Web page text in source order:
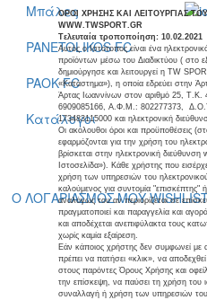
Μπάλες
PANETOLIKOS FC
PAOK FC
Κατάλογοι
Ο ΛΟΓΑΡΙΑΣΜΟΣ ΜΟΥ
OΡΟΙ ΧΡΗΣΗΣ ΚΑΙ ΛΕΙΤΟΥΡΓΙΑΣ
WWW.TWSPORT.GR
Τελευταία τροποποίηση: 10.02.2021
Αυτός ο Ιστότοπος είναι ένα
προϊόντων μέσω του Διαδικτύου ( στο
δημιούργησε και λειτουργεί η TW
«Κατάστημα»), η οποία εδρεύει στην
Άρτας Ιωαννίνων στον αριθμό 25, Τ.Κ.
6909085166, Α.Φ.Μ.: 802277373,
173483115000 και ηλεκτρονική
Οι ακόλουθοι όροι και προϋποθέσεις
εφαρμόζονται για την χρήση του
βρίσκεται στην ηλεκτρονική
Ιστοσελίδα»). Κάθε χρήστης που
χρήση των υπηρεσιών του
καλούμενος για συντομία "επισκέπτης"
αναλόγως του αν περιορίζεται σε
πραγματοποιεί και παραγγελία και
και αποδέχεται ανεπιφύλακτα τους
χωρίς καμία εξαίρεση.
Εάν κάποιος χρήστης δεν συμφωνεί με
πρέπει να πατήσει «κλικ», να
στους παρόντες Όρους Χρήσης και
την επίσκεψη, να παύσει τη χρήση του
συναλλαγή ή χρήση των υπηρεσιών του